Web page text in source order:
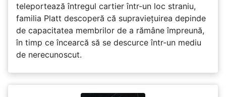
teleportează întregul cartier într-un loc straniu,
familia Platt descoperă că supraviețuirea depinde
de capacitatea membrilor de a rămâne împreună,
în timp ce încearcă să se descurce într-un mediu
de nerecunoscut.